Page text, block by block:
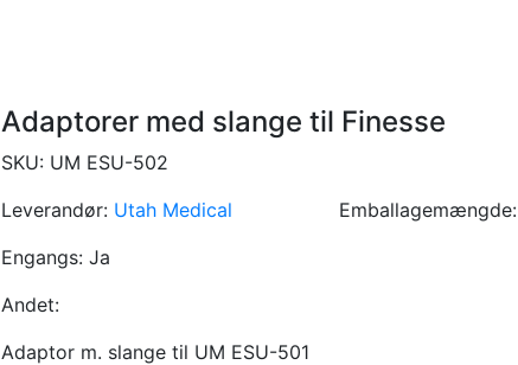
Adaptorer med slange til Finesse
SKU: UM ESU-502
Leverandør: Utah Medical Emballagemængde:
Engangs: Ja
Andet:
Adaptor m. slange til UM ESU-501